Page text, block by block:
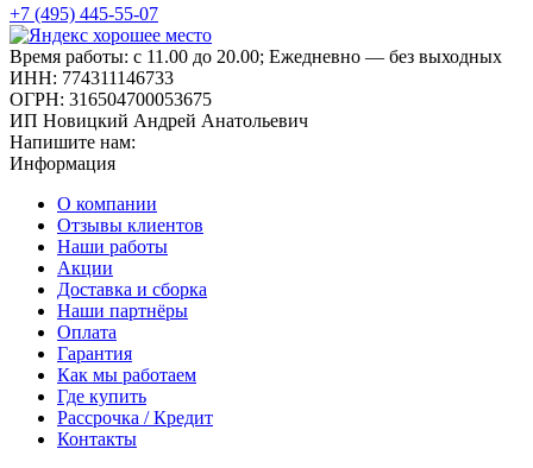
+7 (495) 445-55-07
Время работы: с 11.00 до 20.00; Ежедневно — без выходных
ИНН: 774311146733
ОГРН: 316504700053675
ИП Новицкий Андрей Анатольевич
Напишите нам:
Информация
О компании
Отзывы клиентов
Наши работы
Акции
Доставка и сборка
Наши партнёры
Оплата
Гарантия
Как мы работаем
Где купить
Рассрочка / Кредит
Контакты